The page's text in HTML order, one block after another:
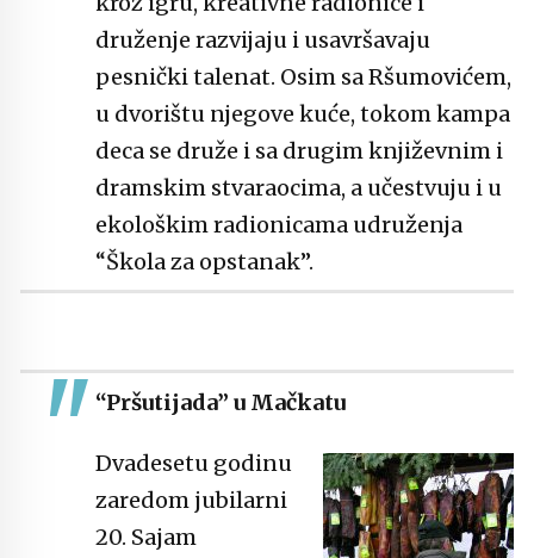
druženje razvijaju i usavršavaju
pesnički talenat. Osim sa Ršumovićem,
u dvorištu njegove kuće, tokom kampa
deca se druže i sa drugim književnim i
dramskim stvaraocima, a učestvuju i u
ekološkim radionicama udruženja
“Škola za opstanak”.
“Pršutijada” u Mačkatu
Dvadesetu godinu
zaredom jubilarni
20. Sajam